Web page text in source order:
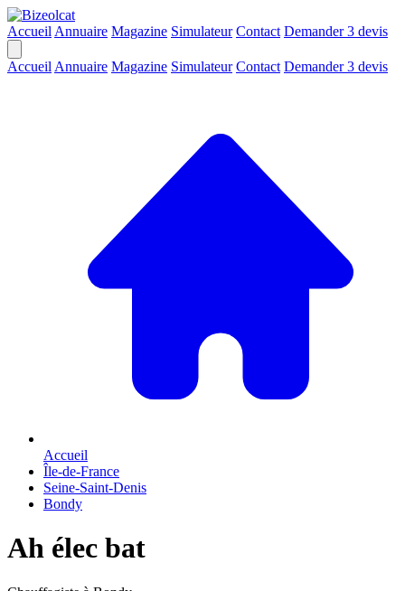
Accueil Annuaire Magazine Simulateur Contact Demander 3 devis
Accueil Annuaire Magazine Simulateur Contact Demander 3 devis
Accueil
Île-de-France
Seine-Saint-Denis
Bondy
Ah élec bat